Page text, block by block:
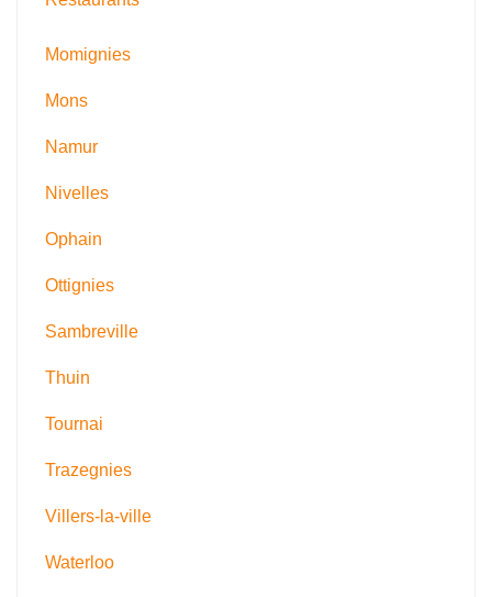
Momignies
Mons
Namur
Nivelles
Ophain
Ottignies
Sambreville
Thuin
Tournai
Trazegnies
Villers-la-ville
Waterloo